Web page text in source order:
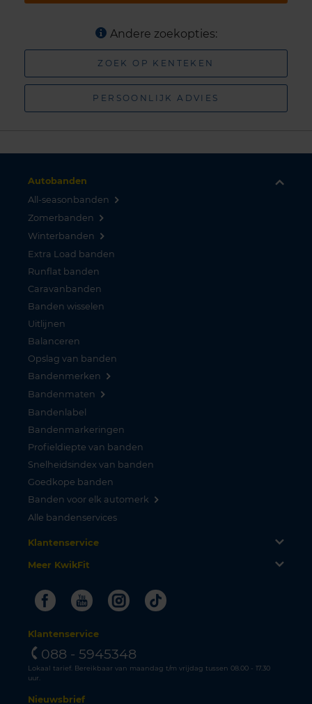
Andere zoekopties:
ZOEK OP KENTEKEN
PERSOONLIJK ADVIES
Autobanden
All-seasonbanden
Zomerbanden
Winterbanden
Extra Load banden
Runflat banden
Caravanbanden
Banden wisselen
Uitlijnen
Balanceren
Opslag van banden
Bandenmerken
Bandenmaten
Bandenlabel
Bandenmarkeringen
Profieldiepte van banden
Snelheidsindex van banden
Goedkope banden
Banden voor elk automerk
Alle bandenservices
Klantenservice
Meer KwikFit
FacebookYoutubeInstagram
Tiktok
Klantenservice
088 - 5945348
Lokaal tarief. Bereikbaar van maandag t/m vrijdag tussen 08.00 - 17.30
uur.
Nieuwsbrief